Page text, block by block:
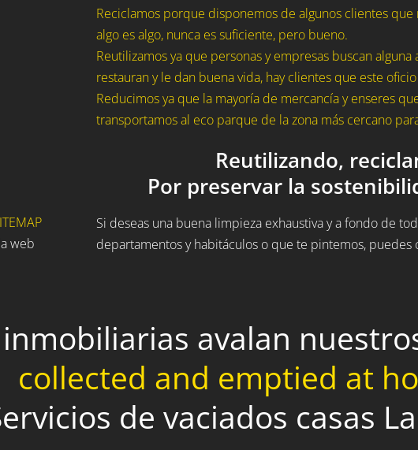
web
Reciclamos porque disponemos de algunos clientes
algo es algo, nunca es suficiente, pero bueno.
Reutilizamos ya que personas y empresas buscan
restauran y le dan buena vida, hay clientes que este
Reducimos ya que la mayoría de mercancía y enseres
transportamos al eco parque de la zona más cercano
Reutilizando,
Por preservar la
Si deseas una buena limpieza exhaustiva y a fondo de
departamentos y habitáculos o que te pintemos,
avalan
collected and emptied at
de vaciados casas